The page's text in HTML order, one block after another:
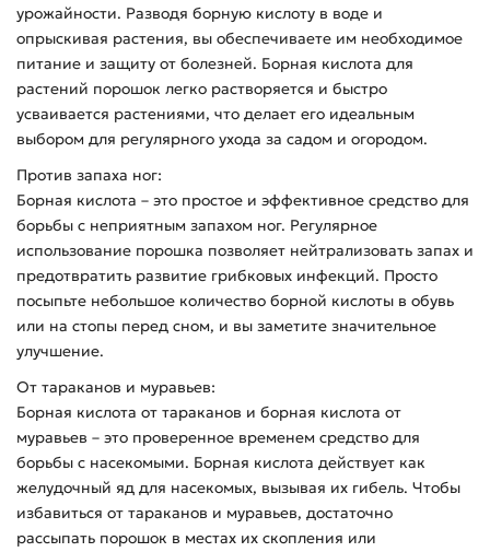
урожайности. Разводя борную кислоту в воде и
опрыскивая растения, вы обеспечиваете им необходимое
питание и защиту от болезней. Борная кислота для
растений порошок легко растворяется и быстро
усваивается растениями, что делает его идеальным
выбором для регулярного ухода за садом и огородом.
Против запаха ног:
Борная кислота – это простое и эффективное средство для
борьбы с неприятным запахом ног. Регулярное
использование порошка позволяет нейтрализовать запах и
предотвратить развитие грибковых инфекций. Просто
посыпьте небольшое количество борной кислоты в обувь
или на стопы перед сном, и вы заметите значительное
улучшение.
От тараканов и муравьев:
Борная кислота от тараканов и борная кислота от
муравьев – это проверенное временем средство для
борьбы с насекомыми. Борная кислота действует как
желудочный яд для насекомых, вызывая их гибель. Чтобы
избавиться от тараканов и муравьев, достаточно
рассыпать порошок в местах их скопления или